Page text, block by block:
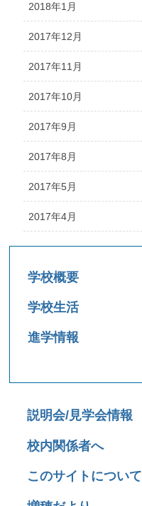
2018年1月
2017年12月
2017年11月
2017年10月
2017年9月
2017年8月
2017年5月
2017年4月
学校概要
学校生活
進学情報
説明会/見学会情報
校内関係者へ
このサイトについて